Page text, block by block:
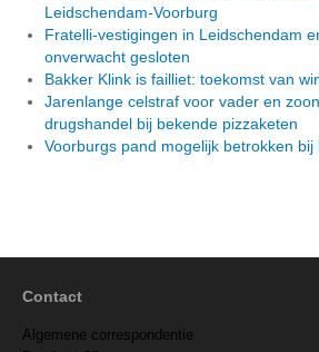
Leidschendam-Voorburg
Fratelli-vestigingen in Leidschendam
onverwacht gesloten
Bakker Klink is failliet: toekomst van
Jarenlange celstraf voor vader en
drugshandel bij bekende pizzaketen
Voorburgs pand mogelijk betrokken
Contact
Algemene correspondentie